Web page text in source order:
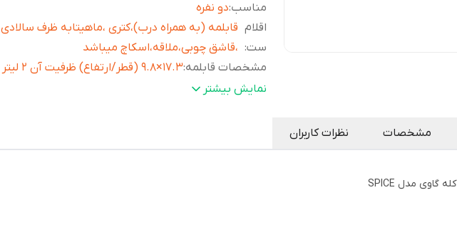
مناسب:دو نفره
اقلام
ست:
قابلمه (به همراه درب)،کتری ،ماهیتابه ظرف سالادی
،قاشق چوبی،ملاقه،اسکاچ میباشد
مشخصات قابلمه:17.3×9.8 (قطر/ارتفاع) ظرفیت آن 2 لیتر
مشخصات
وزن بامتعلقات:586 گرم
نمایش بیشتر
مشخصات نظرات کاربران